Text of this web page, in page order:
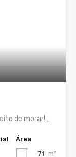
de morar!…
Área
71 m²